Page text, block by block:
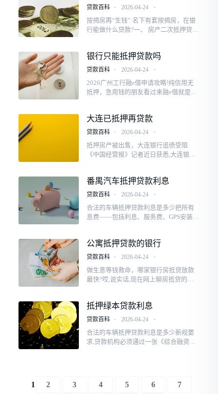
贷多少年?2025年银行政策全解读一、20
贷款百科 ⋅ 2026-04-24 ⋅
按揭房再“生钱”:名下有套按揭房，在银
行能做什么贷款?一、 房产二次抵押贷款
估价值减去未偿还的按揭贷款余额)作为
抵押物,向银...###按揭房二次抵押贷款怎
策,配...
银行只能抵押贷款吗
贷款百科 ⋅ 2026-04-24 ⋅
2026广州工行融e借申请攻略!纯信用无
抵押，急用钱的朋友看过来融e借就是工
质达标,就能申请,专门用来解决咱们日常
合法消费的资金缺口,全...###2026广州工
的朋友看...
大连已抵押再贷款
贷款百科 ⋅ 2026-04-24 ⋅
抵押房产被出售，大连银行追债受阻
《中国经营报》记者近日获悉,大连银行
法院二审认定,大连银行天津分行放款...#
##抵押房产被出售，大连银行追债受阻
天津分行因抵...
番禺汽车抵押贷款利息
贷款百科 ⋅ 2026-04-24 ⋅
合法的车辆抵押贷款利息是多少把所有
息费——包括利息、服务费、GPS安装
项目外,贷款人及其合作机构不再...###合
法的车辆抵押贷款利息是多少把所有息
担保费等——...
公寓抵押贷款的银行
贷款百科 ⋅ 2026-04-24 ⋅
做生意等钱救命，哪家银行房抵贷放款
最快?哎,说实话,现在网上聊房抵贷的文
大。 咱今天不整那些虚的,就唠点实在...#
##做生意等钱救命，哪家银行房抵贷放
文章...
抵押绿本贷款利息
贷款百科 ⋅ 2026-04-24 ⋅
合法的车辆抵押贷款利息是多少新规要
求,贷款机构必须通过一张《综合融资成
款机构必须通过一张《综合融资成本明
1 2 3 4 5 6 7